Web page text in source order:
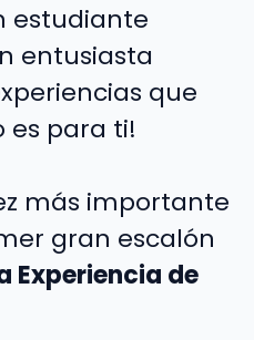
estudiante
entusiasta
que
es para ti!
más importante
gran escalón
Experiencia de